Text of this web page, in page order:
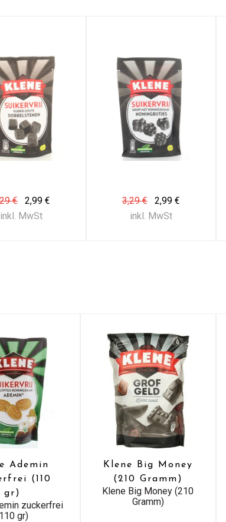
€
2,99 €
inkl. MwSt
3,29 €
2,99 €
inkl. MwSt
Ademin
(110
gr)
zuckerfrei
gr)
Klene Big Money
(210 Gramm)
Klene Big Money (210
Gramm)